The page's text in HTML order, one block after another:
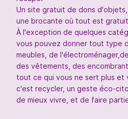
Un site gratuit de dons
une brocante où tout est
À l'exception de quelques
vous pouvez donner tout type
meubles, de
des vêtements, des
tout ce qui vous ne sert plus et
c'est recycler, un geste éco-
de mieux vivre, et de faire